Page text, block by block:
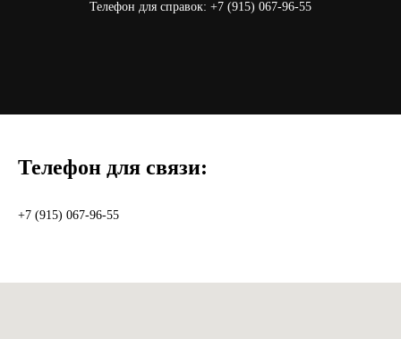
Телефон для справок: +7 (915) 067-96-55
Телефон для связи:
+7 (915) 067-96-55